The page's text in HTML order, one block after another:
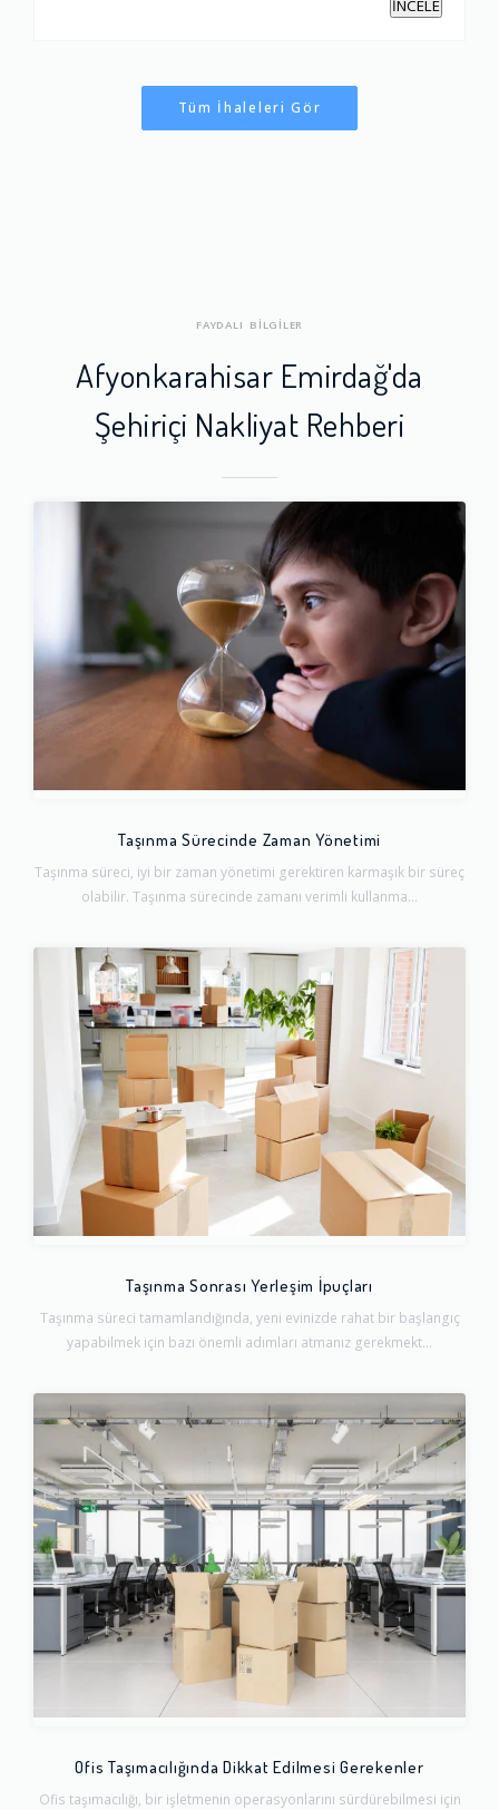
İNCELE
Tüm İhaleleri Gör
FAYDALI BİLGİLER
Afyonkarahisar Emirdağ'da
Şehiriçi Nakliyat Rehberi
Taşınma Sürecinde Zaman Yönetimi
Taşınma süreci, iyi bir zaman yönetimi gerektiren karmaşık bir süreç
olabilir. Taşınma sürecinde zamanı verimli kullanma...
Taşınma Sonrası Yerleşim İpuçları
Taşınma süreci tamamlandığında, yeni evinizde rahat bir başlangıç
yapabilmek için bazı önemli adımları atmanız gerekmekt...
Ofis Taşımacılığında Dikkat Edilmesi Gerekenler
Ofis taşımacılığı, bir işletmenin operasyonlarını sürdürebilmesi için